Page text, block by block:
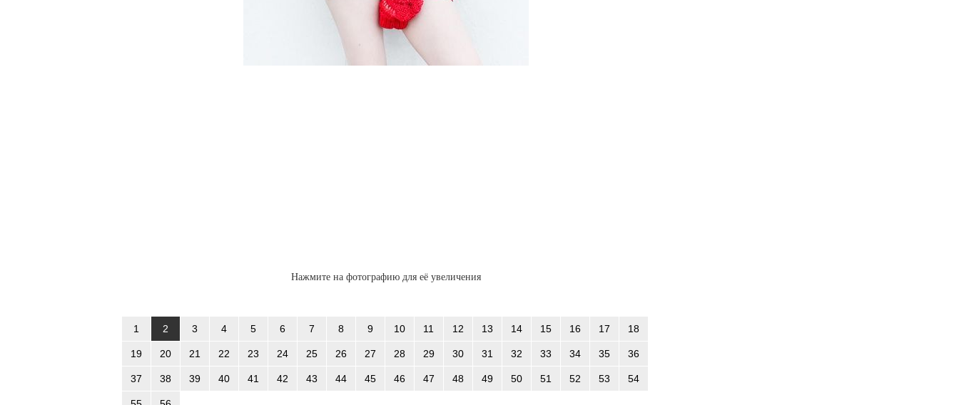
Нажмите на фотографию для её увеличения
1 2 3 4 5 6 7 8 9 10 11 12 13 14 15 16 17 18
19 20 21 22 23 24 25 26 27 28 29 30 31 32 33 34 35 36
37 38 39 40 41 42 43 44 45 46 47 48 49 50 51 52 53 54